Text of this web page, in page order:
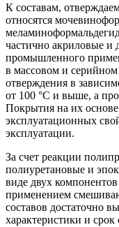
К составам,
относятся
частично акриловые и
промышленного
в массовом и
отверждения в
от 100 °С и выше, а
Покрытия на их
эксплуатационных
эксплуатации.
За счет реакции
полиуретановые и
виде двух
применением
составов достаточно
характеристики и